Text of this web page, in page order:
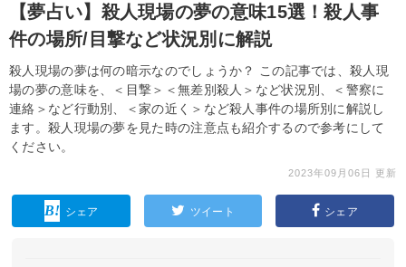
【夢占い】殺人現場の夢の意味15選！殺人事
件の場所/目撃など状況別に解説
殺人現場の夢は何の暗示なのでしょうか？ この記事では、殺人現
場の夢の意味を、＜目撃＞＜無差別殺人＞など状況別、＜警察に
連絡＞など行動別、＜家の近く＞など殺人事件の場所別に解説し
ます。殺人現場の夢を見た時の注意点も紹介するので参考にして
ください。
2023年09月06日 更新
シェア ツイート シェア